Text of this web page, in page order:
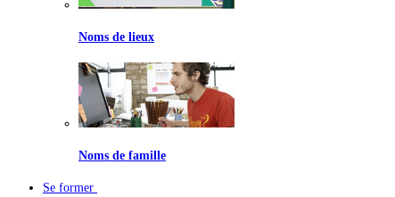
Noms de lieux
Noms de famille
Se former